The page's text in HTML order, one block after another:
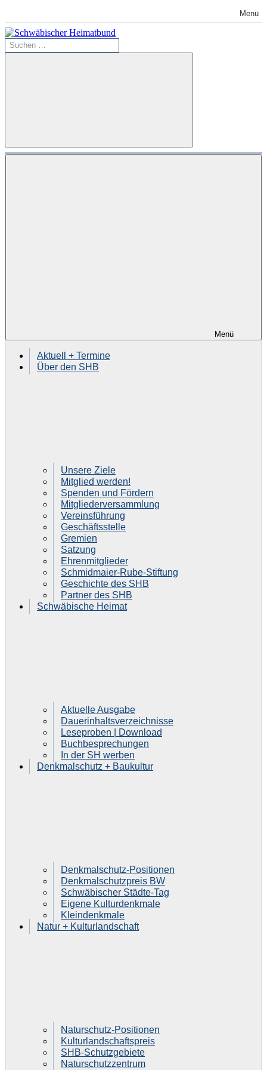
Inhalt
springen
Menü
Schwäbischer
Suchen
nach:
Suchen
Menü
Aktuell + Termine
Über den SHB
Unsere Ziele
Mitglied werden!
Spenden und Fördern
Mitgliederversammlung
Vereinsführung
Geschäftsstelle
Gremien
Satzung
Ehrenmitglieder
Schmidmaier-Rube-Stiftung
Geschichte des SHB
Partner des SHB
Schwäbische Heimat
Aktuelle Ausgabe
Dauerinhaltsverzeichnisse
Leseproben | Download
Buchbesprechungen
In der SH werben
Denkmalschutz + Baukultur
Denkmalschutz-Positionen
Denkmalschutzpreis BW
Schwäbischer Städte-Tag
Eigene Kulturdenkmale
Kleindenkmale
Natur + Kulturlandschaft
Naturschutz-Positionen
Kulturlandschaftspreis
SHB-Schutzgebiete
Naturschutzzentrum